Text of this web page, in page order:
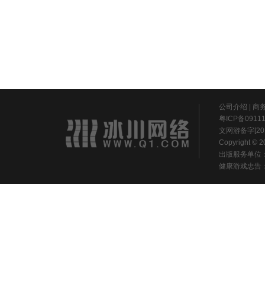
公司介绍
商
粤ICP备
文网游备字
Copyright ©
出版服务单位
健康游戏忠告